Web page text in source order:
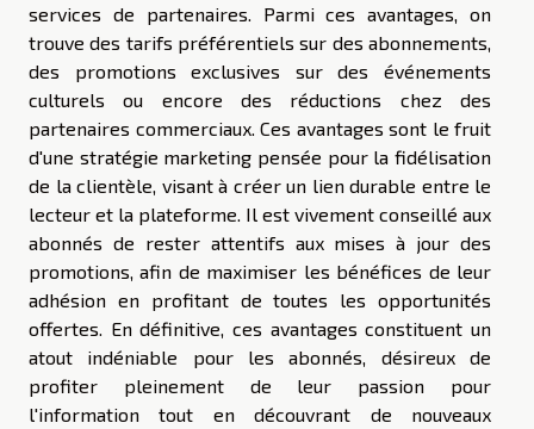
services de partenaires. Parmi ces avantages, on
trouve des tarifs préférentiels sur des abonnements,
des promotions exclusives sur des événements
culturels ou encore des réductions chez des
partenaires commerciaux. Ces avantages sont le fruit
d'une stratégie marketing pensée pour la fidélisation
de la clientèle, visant à créer un lien durable entre le
lecteur et la plateforme. Il est vivement conseillé aux
abonnés de rester attentifs aux mises à jour des
promotions, afin de maximiser les bénéfices de leur
adhésion en profitant de toutes les opportunités
offertes. En définitive, ces avantages constituent un
atout indéniable pour les abonnés, désireux de
profiter pleinement de leur passion pour
l'information tout en découvrant de nouveaux